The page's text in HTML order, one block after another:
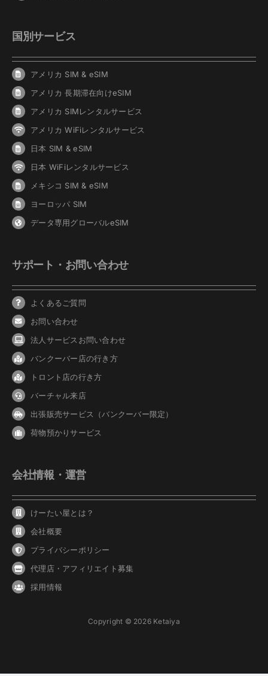
国別サービス
アメリカ SIM & eSIM
アメリカ 長期滞在向けeSIM
アメリカ SIMレンタルサービス
アメリカ WiFiレンタルサービス
日本 SIM & eSIM
日本 WiFiレンタルサービス
メキシコ SIM & eSIM
ヨーロッパ SIM
データ専用グローバルeSIM
サポート・お問い合わせ
よくあるご質問
お問い合わせ
法人サービスお問い合わせ
バンクーバー 店の行き方
トロント店の行き方
バーチャル来店
出張販売サービス（バンクーバー限定）
荷物預かりサービス
会社情報・運営
けーたい屋とは？
会社概要
プライバシーポリシー
代理店・アフィリエイト募集
採用情報
Copyright © 2026 Ketaiya